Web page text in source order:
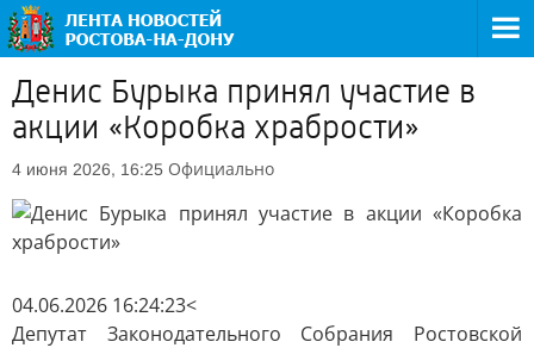
Денис Бурыка принял участие в
акции «Коробка храбрости»
4 июня 2026, 16:25 Официально
04.06.2026 16:24:23<
Депутат Законодательного Собрания Ростовской